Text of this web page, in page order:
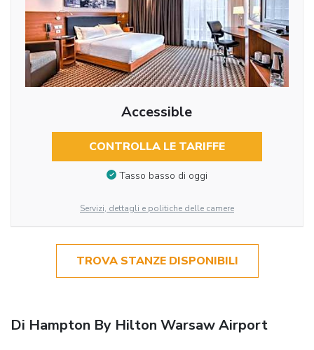
Accessible
CONTROLLA LE TARIFFE
Tasso basso di oggi
Servizi, dettagli e politiche delle camere
TROVA STANZE DISPONIBILI
Di Hampton By Hilton Warsaw Airport